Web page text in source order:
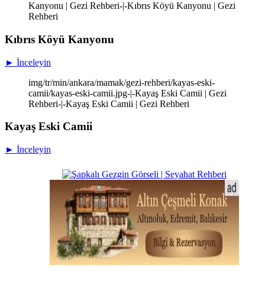
Kanyonu | Gezi Rehberi-|-Kıbrıs Köyü Kanyonu | Gezi
Rehberi
Kıbrıs Köyü Kanyonu
► İnceleyin
img/tr/min/ankara/mamak/gezi-rehberi/kayas-eski-
camii/kayas-eski-camii.jpg-|-Kayaş Eski Camii | Gezi
Rehberi-|-Kayaş Eski Camii | Gezi Rehberi
Kayaş Eski Camii
► İnceleyin